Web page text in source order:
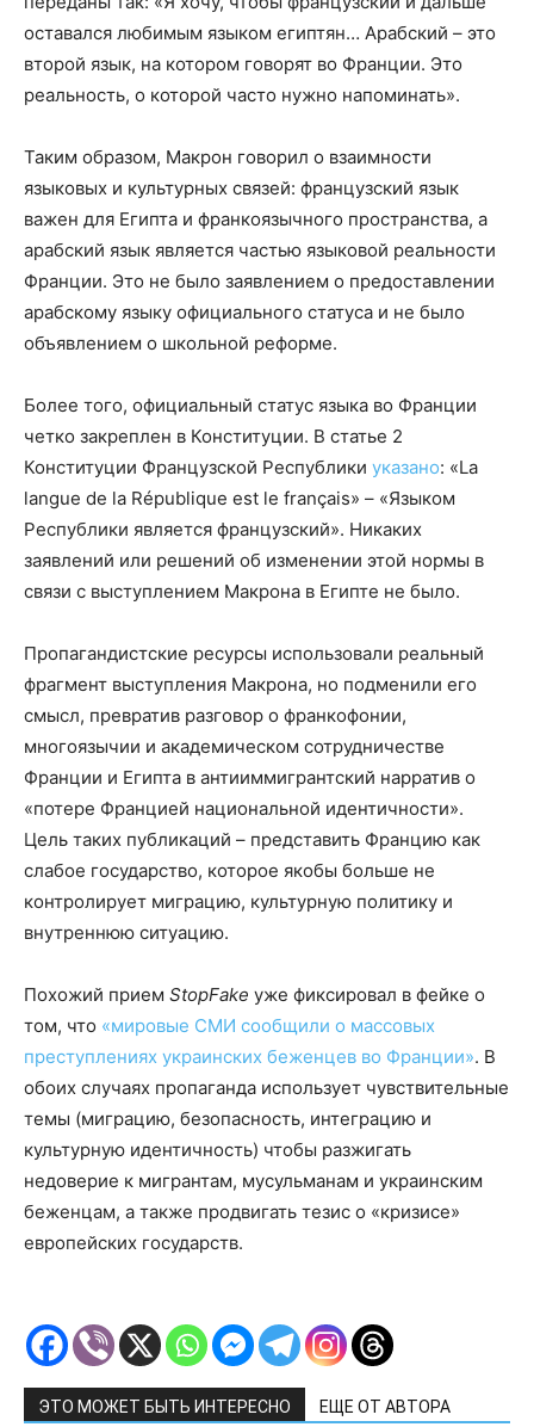
оставался любимым языком египтян… Арабский – это
второй язык, на котором говорят во Франции. Это
реальность, о которой часто нужно напоминать».
Таким образом, Макрон говорил о взаимности
языковых и культурных связей: французский язык
важен для Египта и франкоязычного пространства, а
арабский язык является частью языковой реальности
Франции. Это не было заявлением о предоставлении
арабскому языку официального статуса и не было
объявлением о школьной реформе.
Более того, официальный статус языка во Франции
четко закреплен в Конституции. В статье 2
Конституции Французской Республики указано: «La
langue de la République est le français» – «Языком
Республики является французский». Никаких
заявлений или решений об изменении этой нормы в
связи с выступлением Макрона в Египте не было.
Пропагандистские ресурсы использовали реальный
фрагмент выступления Макрона, но подменили его
смысл, превратив разговор о франкофонии,
многоязычии и академическом сотрудничестве
Франции и Египта в антииммигрантский нарратив о
«потере Францией национальной идентичности».
Цель таких публикаций – представить Францию как
слабое государство, которое якобы больше не
контролирует миграцию, культурную политику и
внутреннюю ситуацию.
Похожий прием StopFake уже фиксировал в фейке о
том, что «мировые СМИ сообщили о массовых
преступлениях украинских беженцев во Франции». В
обоих случаях пропаганда использует чувствительные
темы (миграцию, безопасность, интеграцию и
культурную идентичность) чтобы разжигать
недоверие к мигрантам, мусульманам и украинским
беженцам, а также продвигать тезис о «кризисе»
европейских государств.
ЭТО МОЖЕТ БЫТЬ ИНТЕРЕСНО ЕЩЕ ОТ АВТОРА